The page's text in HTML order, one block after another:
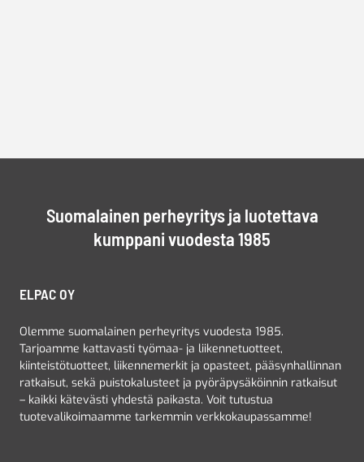
Suomalainen perheyritys ja luotettava
kumppani vuodesta 1985
ELPAC OY
Olemme suomalainen perheyritys vuodesta 1985.
Tarjoamme kattavasti työmaa- ja liikennetuotteet,
kiinteistötuotteet, liikennemerkit ja opasteet, pääsynhallinnan
ratkaisut, sekä puistokalusteet ja pyöräpysäköinnin ratkaisut
– kaikki kätevästi yhdestä paikasta. Voit tutustua
tuotevalikoimaamme tarkemmin verkkokaupassamme!